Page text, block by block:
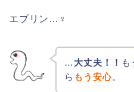
エブリン…♀
… 大丈夫！！ も
ら もう安心。